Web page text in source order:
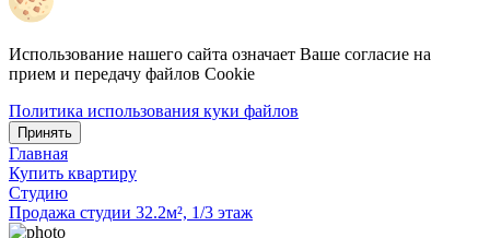
Использование нашего сайта означает Ваше согласие на
прием и передачу файлов Cookie
Политика использования куки файлов
Принять
Главная
Купить квартиру
Студию
Продажа студии 32.2м², 1/3 этаж